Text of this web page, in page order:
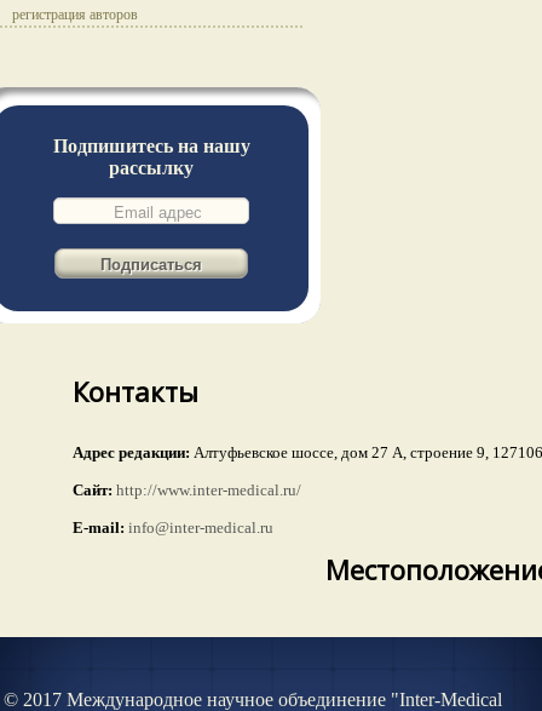
регистрация авторов
Подпишитесь на нашу
рассылку
Контакты
Адрес редакции: Алтуфьевское шоссе, дом 27 А, строение 9,
Сайт: http://www.inter-medical.ru/
Е-mail: info@inter-medical.ru
© 2017 Международное научное объединение "Inter-Medical